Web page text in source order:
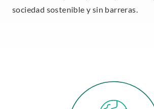
sociedad sostenible y sin barreras.